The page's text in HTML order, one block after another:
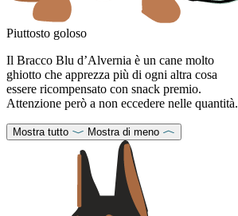
Piuttosto goloso
Il Bracco Blu d’Alvernia è un cane molto
ghiotto che apprezza più di ogni altra cosa
essere ricompensato con snack premio.
Attenzione però a non eccedere nelle quantità.
Mostra tutto Mostra di meno